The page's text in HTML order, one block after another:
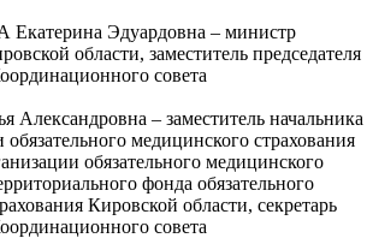
Эдуардовна – министр
области, заместитель председателя
совета
– заместитель начальника
обязательного медицинского страхования
обязательного медицинского
фонда обязательного
Кировской области, секретарь
совета